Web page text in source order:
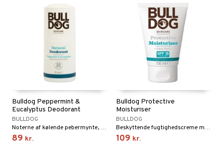
Bulldog Peppermint &
Eucalyptus Deodorant
BULLDOG
Noterne af kølende pebermynte, mynte og eukalyptus gør dig klar til at møde dagen med en energifyldt og frisk følelse!
89 kr.
Bulldog Protective
Moisturiser
BULLDOG
Beskyttende fugtighedscreme med bred SPF 15-beskyttelse. Naturlige og veganske ingredienser.
109 kr.